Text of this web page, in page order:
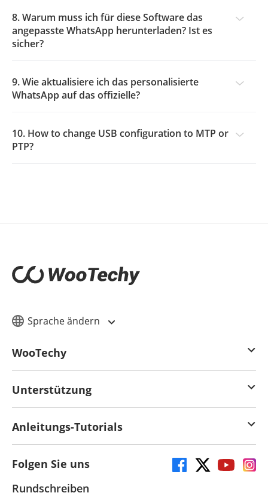
8. Warum muss ich für diese Software das
angepasste WhatsApp herunterladen? Ist es
sicher?
9. Wie aktualisiere ich das personalisierte
WhatsApp auf das offizielle?
10. How to change USB configuration to MTP or
PTP?
Sprache ändern
WooTechy
Unterstützung
Anleitungs-Tutorials
Folgen Sie uns
Rundschreiben